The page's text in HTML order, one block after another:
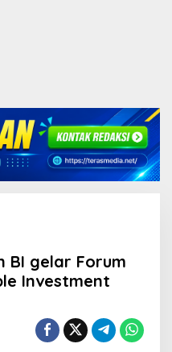
BI gelar Forum
Investment